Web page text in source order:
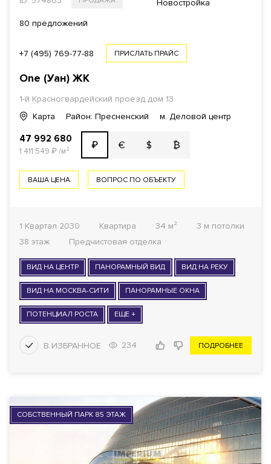
Новостройка
80 предложений
+7 (495) 769-77-88 ПРИСЛАТЬ ПРАЙС
One (Уан) ЖК
1-й Красногвардейский проезд дом 13
Карта
Район: Пресненский м. Деловой центр
47 992 680
1 411 549 ₽/м² ₽ € $ ₿
ВАША ЦЕНА ВОПРОС ПО ОБЪЕКТУ
1 Квартал 2030 Квартира 34 м²
3 м потолки
38 этаж
Предчистовая отделка
ВИД НА ЦЕНТР ПАНОРАМНЫЙ ВИД ВИД НА РЕКУ
ВИД НА МОСКВА-СИТИ ПАНОРАМНЫЕ ОКНА
ПОТЕНЦИАЛ РОСТА ЕЩЕ +
234 ПОДРОБНЕЕ
СОБСТВЕННЫЙ ПАРК 85 ЭТАЖ